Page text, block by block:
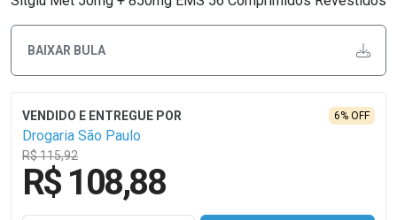
BAIXAR BULA
Drogaria São Paulo
R$ 115,92
6% OFF
R$ 108,88